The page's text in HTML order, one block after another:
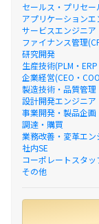
セールス・プリセー
アプリケーションエ
サービスエンジニア
ファイナンス管理
研究開発
生産技術(PLM・
企業経営(CEO・
製造技術・品質管理
設計開発エンジニア
事業開発・製品企画
調達・購買
業務改善・変革エン
社内SE
コーポレートスタッ
その他